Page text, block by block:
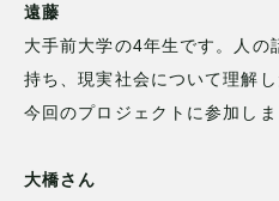
遠藤
大手前大学の4年生です。人の
持ち、現実社会について理解
今回のプロジェクトに参加しま
大橋さん